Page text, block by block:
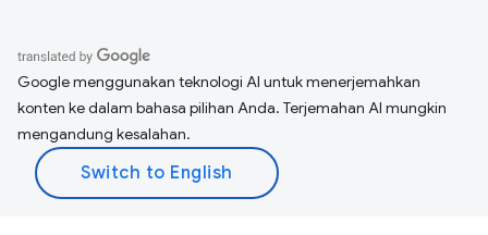
Google menggunakan teknologi AI untuk menerjemahkan
konten ke dalam bahasa pilihan Anda. Terjemahan AI mungkin
mengandung kesalahan.